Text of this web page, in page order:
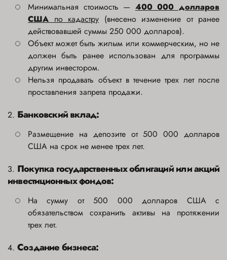
Минимальная стоимость — 400 000 долларов
США по кадастру (внесено изменение от ранее
действовавшей суммы 250 000 долларов).
Объект может быть жилым или коммерческим, но не
должен быть ранее использован для программы
другим инвестором.
Нельзя продавать объект в течение трех лет после
проставления запрета продажи.
2. Банковский вклад:
Размещение на депозите от 500 000 долларов
США на срок не менее трех лет.
3. Покупка государственных облигаций или акций
инвестиционных фондов:
На сумму от 500 000 долларов США с
обязательством сохранить активы на протяжении
трех лет.
4. Создание бизнеса: